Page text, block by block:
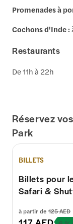
Promenades à
Cochons d'Inde :
Restaurants
De 11h à 22h
Réservez
Park
BILLETS
Billets pour
Safari &
à partir de 125 AED